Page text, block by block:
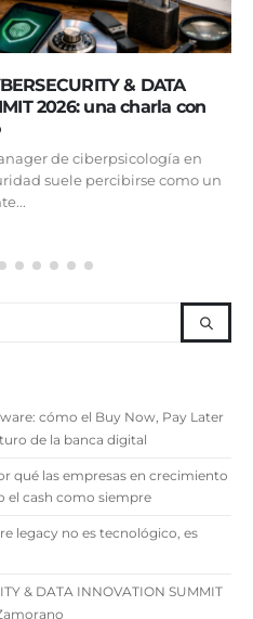
& DATA
2026: una charla con
de ciberpsicología en
suele percibirse como un
cómo el Buy Now, Pay Later
de la banca digital
qué las empresas en crecimiento
el cash como siempre
legacy no es tecnológico, es
& DATA INNOVATION SUMMIT